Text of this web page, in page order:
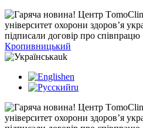
Кропивницький
uk
en
ru